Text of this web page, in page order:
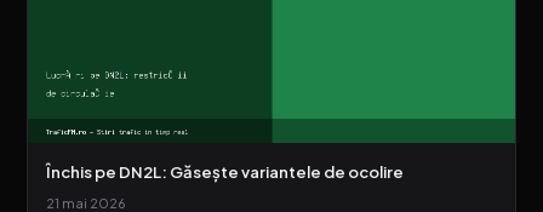
Închis pe DN2L: Găsește variantele de ocolire
21 mai 2026